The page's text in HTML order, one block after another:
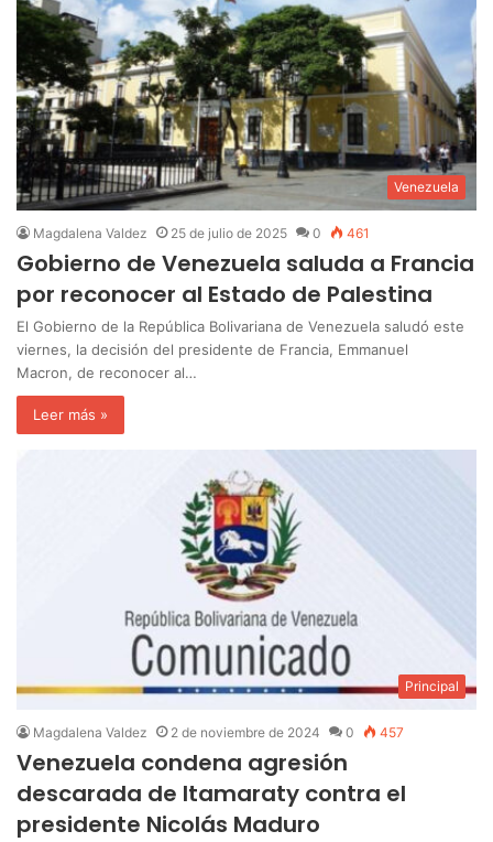
Venezuela
Magdalena Valdez 25 de julio de 2025 0 461
Gobierno de Venezuela saluda a Francia
por reconocer al Estado de Palestina
El Gobierno de la República Bolivariana de Venezuela saludó este
viernes, la decisión del presidente de Francia, Emmanuel
Macron, de reconocer al…
Leer más »
Principal
Magdalena Valdez 2 de noviembre de 2024 0 457
Venezuela condena agresión
descarada de Itamaraty contra el
presidente Nicolás Maduro